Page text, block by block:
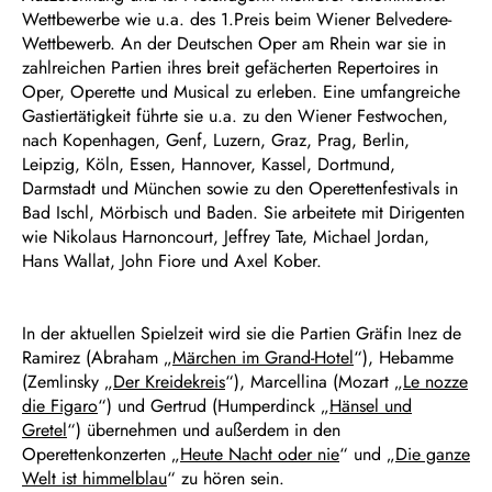
Wettbewerbe wie u.a. des 1.Preis beim Wiener Belvedere-
Wettbewerb. An der Deutschen Oper am Rhein war sie in
zahlreichen Partien ihres breit gefächerten Repertoires in
Oper, Operette und Musical zu erleben. Eine umfangreiche
Gastiertätigkeit führte sie u.a. zu den Wiener Festwochen,
nach Kopenhagen, Genf, Luzern, Graz, Prag, Berlin,
Leipzig, Köln, Essen, Hannover, Kassel, Dortmund,
Darmstadt und München sowie zu den Operettenfestivals in
Bad Ischl, Mörbisch und Baden. Sie arbeitete mit Dirigenten
wie Nikolaus Harnoncourt, Jeffrey Tate, Michael Jordan,
Hans Wallat, John Fiore und Axel Kober.
In der aktuellen Spielzeit wird sie die Partien Gräfin Inez de
Ramirez (Abraham „Märchen im Grand-Hotel“), Hebamme
(Zemlinsky „Der Kreidekreis“), Marcellina (Mozart „Le nozze
die Figaro“) und Gertrud (Humperdinck „Hänsel und
Gretel“) übernehmen und außerdem in den
Operettenkonzerten „Heute Nacht oder nie“ und „Die ganze
Welt ist himmelblau“ zu hören sein.